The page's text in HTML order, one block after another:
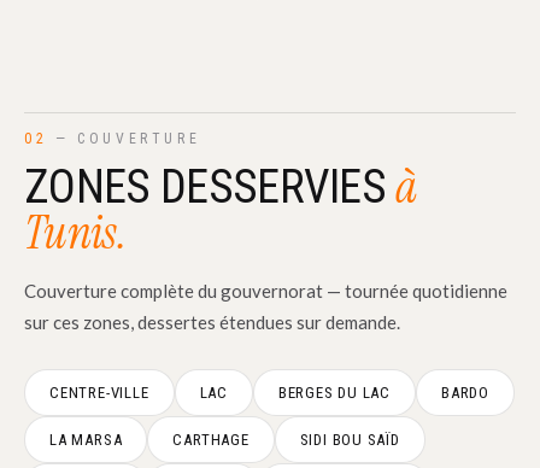
02 — COUVERTURE
ZONES DESSERVIESà
Tunis.
Couverture complète du gouvernorat — tournée quotidienne
sur ces zones, dessertes étendues sur demande.
CENTRE-VILLE LAC BERGES DU LAC BARDO
LA MARSA CARTHAGE SIDI BOU SAÏD